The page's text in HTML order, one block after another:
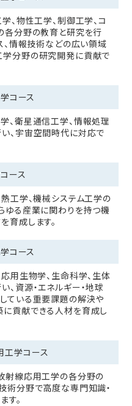
、物性工学、制御工学、コ
各分野の教育と研究を行
、情報技術などの広い領域
分野の研究開発に貢献で
コース
、衛星通信工学、情報処理
、宇宙空間時代に対応で
ース
工学、機械システム工学の
ゆる産業に関わりを持つ機
育成します。
コース
用生物学、生命科学、生体
資源・エネルギー・地球
ている重要課題の解決や
貢献できる人材を育成し
工学コース
射線応用工学の各分野の
術分野で高度な専門知識・
す。